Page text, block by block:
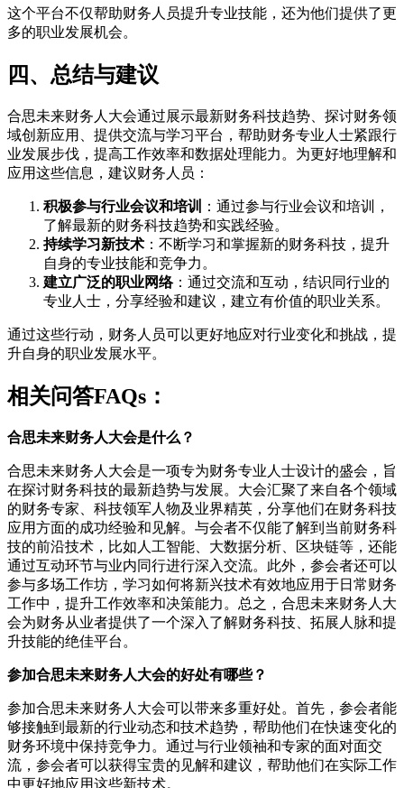
这个平台不仅帮助财务人员提升专业技能，还为他们提供了更
多的职业发展机会。
四、总结与建议
合思未来财务人大会通过展示最新财务科技趋势、探讨财务领
域创新应用、提供交流与学习平台，帮助财务专业人士紧跟行
业发展步伐，提高工作效率和数据处理能力。为更好地理解和
应用这些信息，建议财务人员：
积极参与行业会议和培训
：通过参与行业会议和培训，
了解最新的财务科技趋势和实践经验。
持续学习新技术 ：不断学习和掌握新的财务科技，提升
自身的专业技能和竞争力。
建立广泛的职业网络：通过交流和互动，结识同行业的
专业人士，分享经验和建议，建立有价值的职业关系。
通过这些行动，财务人员可以更好地应对行业变化和挑战，提
升自身的职业发展水平。
相关问答FAQs：
合思未来财务人大会是什么？
合思未来财务人大会是一项专为财务专业人士设计的盛会，旨
在探讨财务科技的最新趋势与发展。大会汇聚了来自各个领域
的财务专家、科技领军人物及业界精英，分享他们在财务科技
应用方面的成功经验和见解。与会者不仅能了解到当前财务科
技的前沿技术，比如人工智能、大数据分析、区块链等，还能
通过互动环节与业内同行进行深入交流。此外，参会者还可以
参与多场工作坊，学习如何将新兴技术有效地应用于日常财务
工作中，提升工作效率和决策能力。总之，合思未来财务人大
会为财务从业者提供了一个深入了解财务科技、拓展人脉和提
升技能的绝佳平台。
参加合思未来财务人大会的好处有哪些？
参加合思未来财务人大会可以带来多重好处。首先，参会者能
够接触到最新的行业动态和技术趋势，帮助他们在快速变化的
财务环境中保持竞争力。通过与行业领袖和专家的面对面交
流，参会者可以获得宝贵的见解和建议，帮助他们在实际工作
中更好地应用这些新技术。